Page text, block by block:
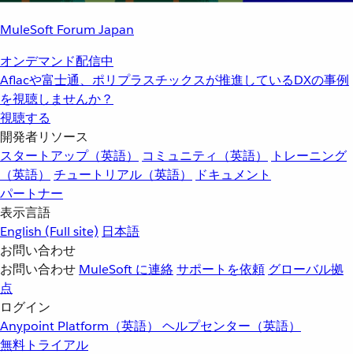
MuleSoft Forum Japan
オンデマンド配信中
Aflacや富士通、ポリプラスチックスが推進しているDXの事例
を視聴しませんか？
視聴する
開発者リソース
スタートアップ（英語）
コミュニティ（英語）
トレーニング
（英語）
チュートリアル（英語）
ドキュメント
パートナー
表示言語
English (Full site) 日本語
お問い合わせ
お問い合わせ MuleSoft に連絡サポートを依頼 グローバル拠
点
ログイン
Anypoint Platform（英語） ヘルプセンター（英語）
無料トライアル